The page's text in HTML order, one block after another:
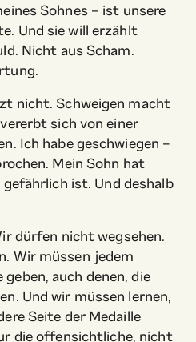
Sohnes – ist unsere
Und sie will erzählt
Nicht aus Scham.
nicht. Schweigen macht
sich von einer
Ich habe geschwiegen –
Mein Sohn hat
ist. Und deshalb
dürfen nicht wegsehen.
Wir müssen jedem
auch denen, die
Und wir müssen lernen,
Seite der Medaille
die offensichtliche, nicht